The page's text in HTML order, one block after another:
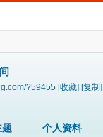
?59455 [收藏] [复制]
题 个人资料